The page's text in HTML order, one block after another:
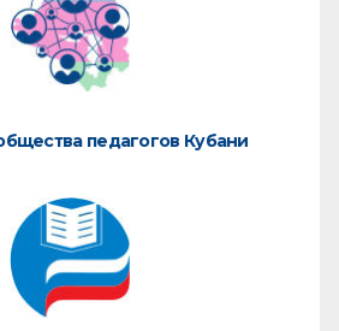
педагогов Кубани